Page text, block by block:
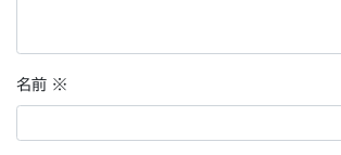
名前 ※